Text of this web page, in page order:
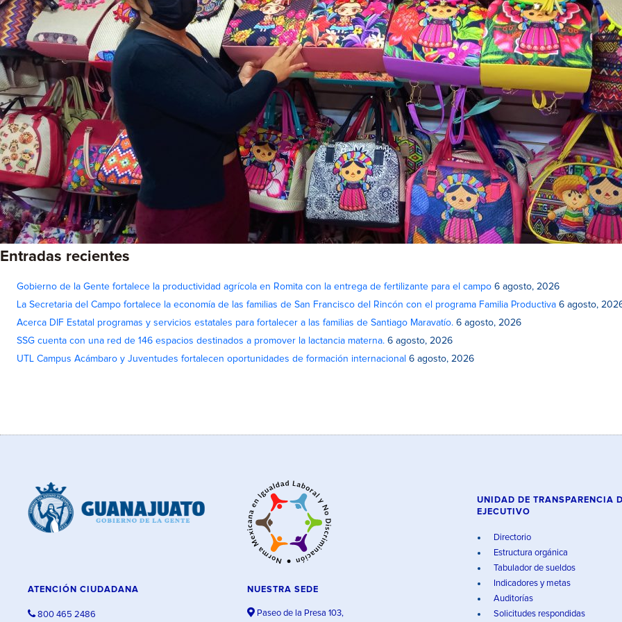
Entradas recientes
Gobierno de la Gente fortalece la productividad agrícola en Romita con la entrega de fertilizante para el campo 6 agosto, 2026
La Secretaria del Campo fortalece la economía de las familias de San Francisco del Rincón con el programa Familia Productiva 6 agosto,
Acerca DIF Estatal programas y servicios estatales para fortalecer a las familias de Santiago Maravatío. 6 agosto, 2026
SSG cuenta con una red de 146 espacios destinados a promover la lactancia materna. 6 agosto, 2026
UTL Campus Acámbaro y Juventudes fortalecen oportunidades de formación internacional 6 agosto, 2026
ATENCIÓN CIUDADANA
800 465 2486
NUESTRA SEDE
Paseo de la Presa 103,
UNIDAD DE TRANSPARENCIA
EJECUTIVO
Directorio
Estructura orgánica
Tabulador de sueldos
Indicadores y metas
Auditorías
Solicitudes respondidas